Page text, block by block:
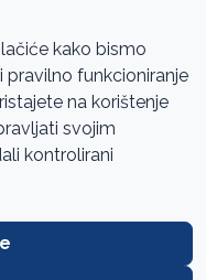
kako bismo
funkcioniranje
na korištenje
svojim
kontrolirani